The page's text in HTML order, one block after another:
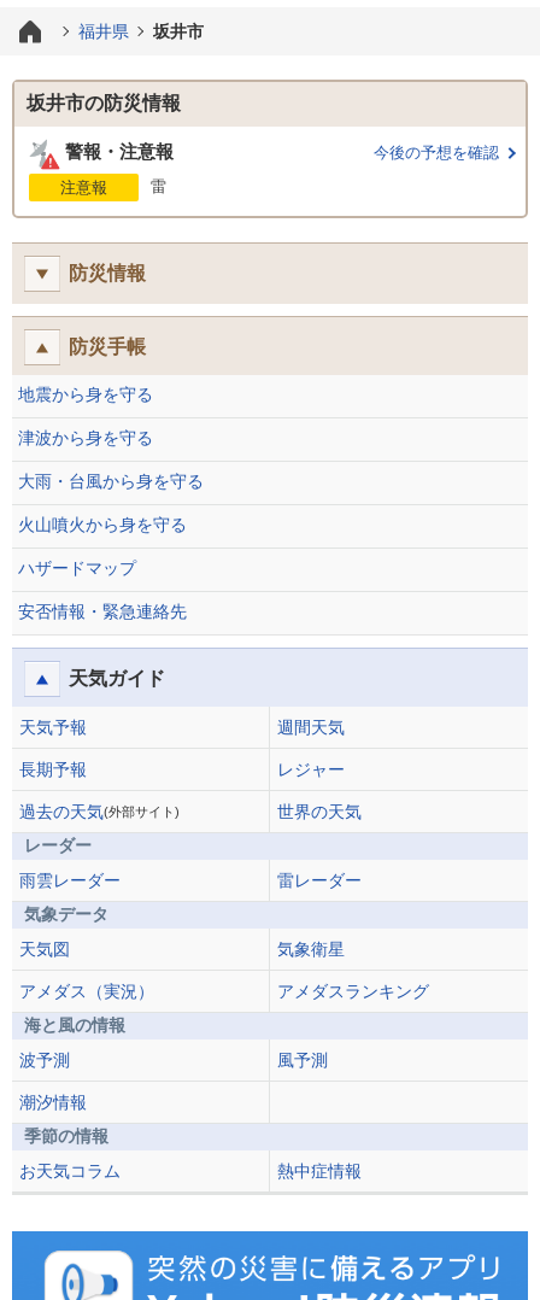
福井県 坂井市
坂井市の防災情報
警報・注意報
今後の予想を確認
注意報
雷
防災情報
防災手帳
地震から身を守る
津波から身を守る
大雨・台風から身を守る
火山噴火から身を守る
ハザードマップ
安否情報・緊急連絡先
天気ガイド
天気予報 週間天気
長期予報 レジャー
過去の天気(外部サイト)
世界の天気
レーダー
雨雲レーダー
雷レーダー
気象データ
天気図
気象衛星
アメダス（実況）
アメダスランキング
海と風の情報
波予測
風予測
潮汐情報
季節の情報
お天気コラム
熱中症情報